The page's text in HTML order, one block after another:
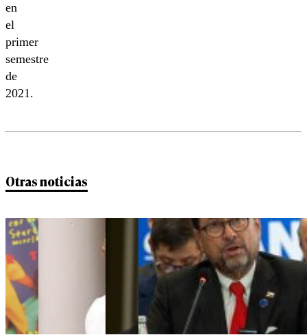
en
el
primer
semestre
de
2021.
Otras noticias